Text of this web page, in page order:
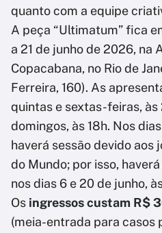
quanto com a equipe
A peça “Ultimatum” fica
a 21 de junho de 2026, na
Copacabana, no Rio de
Ferreira, 160). As
quintas e sextas-feiras, às
domingos, às 18h. Nos
haverá sessão devido aos
do Mundo; por isso,
nos dias 6 e 20 de junho,
Os ingressos custam R$
(meia-entrada para casos